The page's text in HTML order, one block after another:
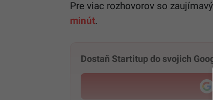
Pre viac rozhovorov so
minút.
Dostaň Startitup do svojich